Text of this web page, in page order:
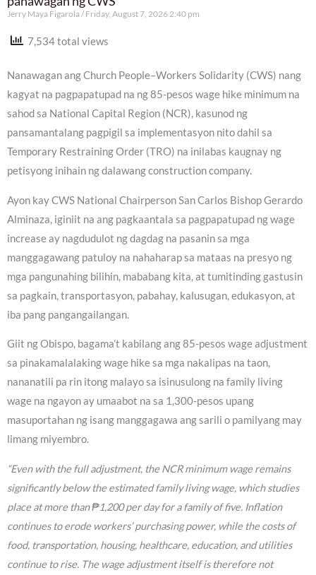
Jerry Maya Figarola Friday, August 7, 2026 2:40 pm
7,534 total views
Nanawagan ang Church People–Workers Solidarity (CWS) nang
kagyat na pagpapatupad na ng 85-pesos wage hike minimum na
sahod sa National Capital Region (NCR), kasunod ng
pansamantalang pagpigil sa implementasyon nito dahil sa
Temporary Restraining Order (TRO) na inilabas kaugnay ng
petisyong inihain ng dalawang construction company.
Ayon kay CWS National Chairperson San Carlos Bishop Gerardo
Alminaza, iginiit na ang pagkaantala sa pagpapatupad ng wage
increase ay nagdudulot ng dagdag na pasanin sa mga
manggagawang patuloy na nahaharap sa mataas na presyo ng
mga pangunahing bilihin, mababang kita, at tumitinding gastusin
sa pagkain, transportasyon, pabahay, kalusugan, edukasyon, at
iba pang pangangailangan.
Giit ng Obispo, bagama’t kabilang ang 85-pesos wage adjustment
sa pinakamalalaking wage hike sa mga nakalipas na taon,
nananatili pa rin itong malayo sa isinusulong na family living
wage na ngayon ay umaabot na sa 1,300-pesos upang
masuportahan ng isang manggagawa ang sarili o pamilyang may
limang miyembro.
“Even with the full adjustment, the NCR minimum wage remains
significantly below the estimated family living wage, which studies
place at more than ₱1,200 per day for a family of five. Inflation
continues to erode workers’ purchasing power, while the costs of
food, transportation, housing, healthcare, education, and utilities
continue to rise. The wage adjustment itself is therefore not